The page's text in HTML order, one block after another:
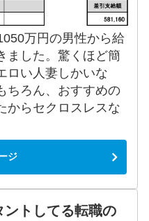
万円の男性から給
ました。驚くほど簡
ロい人妻しかいな
ちろん、おすすめの
からセクロスレスな
ジ
ントしてる転職の